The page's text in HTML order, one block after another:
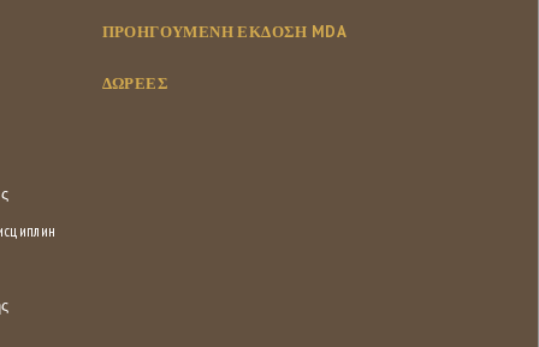
ΠΡΟΗΓΟΥΜΕΝΗ ΕΚΔΟΣΗ MDA
ΔΩΡΕΕΣ